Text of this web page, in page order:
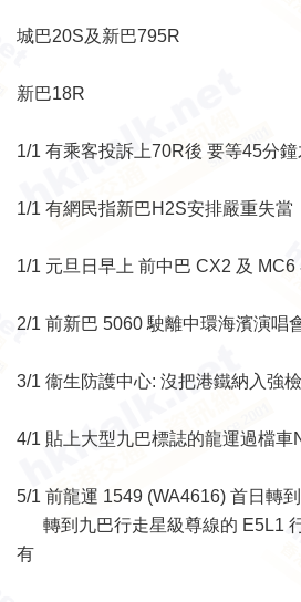
城巴20S及新巴795R
新巴18R
1/1 有乘客投訴上70R後 要等45分
1/1 有網民指新巴H2S安排嚴重失當
1/1 元旦日早上 前中巴 CX2 及 MC6
2/1 前新巴 5060 駛離中環海濱演唱
3/1 衞生防護中心: 沒把港鐵納入強
4/1 貼上大型九巴標誌的龍運過檔車
5/1 前龍運 1549 (WA4616) 首日轉
轉到九巴行走星級尊線的 E5L1
有